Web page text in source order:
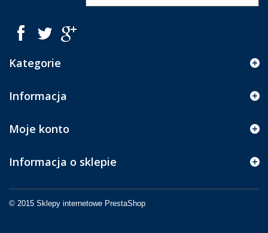
Kategorie
Informacja
© 2015 Sklepy internetowe PrestaShop
Moje konto
Informacja o sklepie